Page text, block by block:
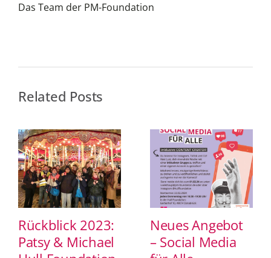
Das Team der PM-Foundation
Related Posts
Rückblick 2023:
Patsy & Michael
Neues Angebot
– Social Media